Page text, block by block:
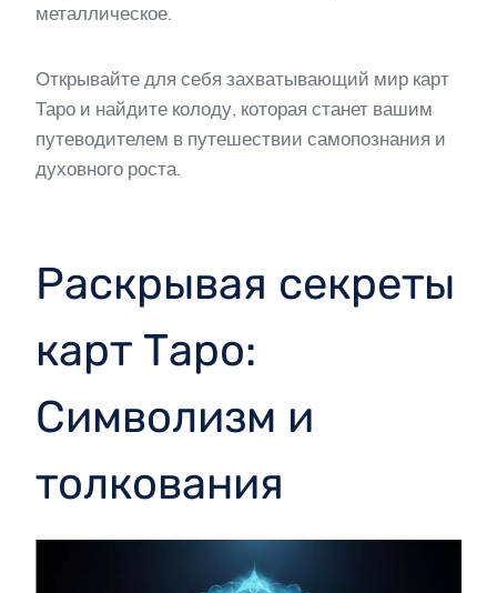
металлическое.
Открывайте для себя захватывающий мир карт
Таро и найдите колоду, которая станет вашим
путеводителем в путешествии самопознания и
духовного роста.
Раскрывая секреты
карт Таро:
Символизм и
толкования